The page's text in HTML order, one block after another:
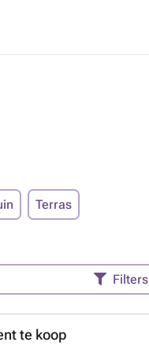
Terras
Filters
te koop